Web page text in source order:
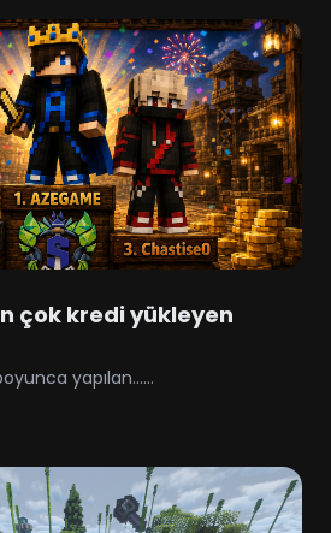
çok kredi yükleyen
yapılan......